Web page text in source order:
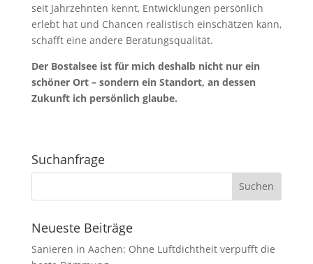
seit Jahrzehnten kennt, Entwicklungen persönlich
erlebt hat und Chancen realistisch einschätzen kann,
schafft eine andere Beratungsqualität.
Der Bostalsee ist für mich deshalb nicht nur ein
schöner Ort – sondern ein Standort, an dessen
Zukunft ich persönlich glaube.
Suchanfrage
Neueste Beiträge
Sanieren in Aachen: Ohne Luftdichtheit verpufft die